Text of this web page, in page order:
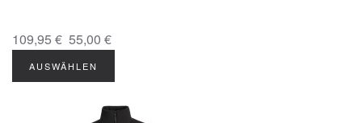
109,95 € 55,00 €
AUSWÄHLEN